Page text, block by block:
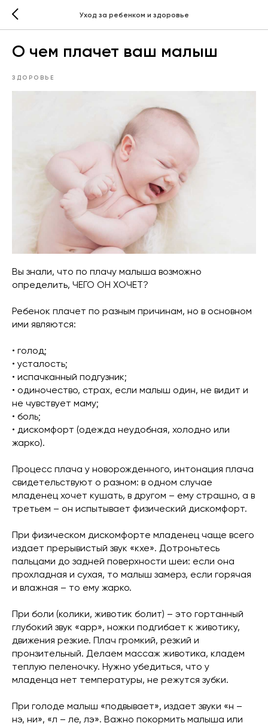
Уход за ребенком и здоровье
О чем плачет ваш малыш
ЗДОРОВЬЕ
Вы знали, что по плачу малыша возможно
определить, ЧЕГО ОН ХОЧЕТ?
Ребенок плачет по разным причинам, но в основном
ими являются:
• голод;
• усталость;
• испачканный подгузник;
• одиночество, страх, если малыш один, не видит и
не чувствует маму;
• боль;
• дискомфорт (одежда неудобная, холодно или
жарко).
Процесс плача у новорожденного, интонация плача
свидетельствуют о разном: в одном случае
младенец хочет кушать, в другом – ему страшно, а в
третьем – он испытывает физический дискомфорт.
При физическом дискомфорте младенец чаще всего
издает прерывистый звук «кхе». Дотроньтесь
пальцами до задней поверхности шеи: если она
прохладная и сухая, то малыш замерз, если горячая
и влажная – то ему жарко.
При боли (колики, животик болит) – это гортанный
глубокий звук «арр», ножки подгибает к животику,
движения резкие. Плач громкий, резкий и
пронзительный. Делаем массаж животика, кладем
теплую пеленочку. Нужно убедиться, что у
младенца нет температуры, не режутся зубки.
При голоде малыш «подвывает», издает звуки «н –
нэ, ни», «л – ле, лэ». Важно покормить малыша или